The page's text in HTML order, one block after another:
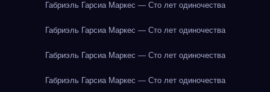
Габриэль Гарсиа Маркес — Сто лет одиночества
Габриэль Гарсиа Маркес — Сто лет одиночества
Габриэль Гарсиа Маркес — Сто лет одиночества
Габриэль Гарсиа Маркес — Сто лет одиночества